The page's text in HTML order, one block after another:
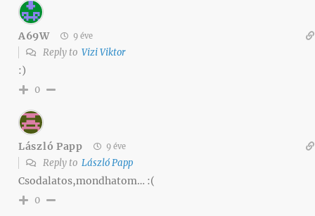
A69W 9 éve
Reply to Vizi Viktor
:)
0
László Papp 9 éve
Reply to László Papp
Csodalatos,mondhatom… :(
0